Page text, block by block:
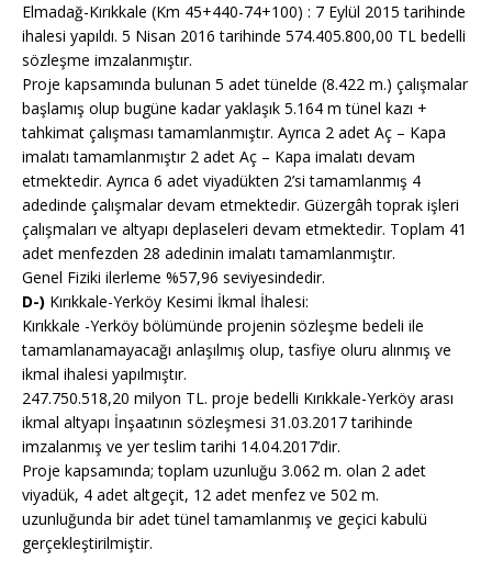
Elmadağ-Kırıkkale (Km 45+440-74+100) : 7 Eylül 2015 tarihinde
ihalesi yapıldı. 5 Nisan 2016 tarihinde 574.405.800,00 TL bedelli
sözleşme imzalanmıştır.
Proje kapsamında bulunan 5 adet tünelde (8.422 m.) çalışmalar
başlamış olup bugüne kadar yaklaşık 5.164 m tünel kazı +
tahkimat çalışması tamamlanmıştır. Ayrıca 2 adet Aç – Kapa
imalatı tamamlanmıştır 2 adet Aç – Kapa imalatı devam
etmektedir. Ayrıca 6 adet viyadükten 2’si tamamlanmış 4
adedinde çalışmalar devam etmektedir. Güzergâh toprak işleri
çalışmaları ve altyapı deplaseleri devam etmektedir. Toplam 41
adet menfezden 28 adedinin imalatı tamamlanmıştır.
Genel Fiziki ilerleme %57,96 seviyesindedir.
D-) Kırıkkale-Yerköy Kesimi İkmal İhalesi:
Kırıkkale -Yerköy bölümünde projenin sözleşme bedeli ile
tamamlanamayacağı anlaşılmış olup, tasfiye oluru alınmış ve
ikmal ihalesi yapılmıştır.
247.750.518,20 milyon TL. proje bedelli Kırıkkale-Yerköy arası
ikmal altyapı İnşaatının sözleşmesi 31.03.2017 tarihinde
imzalanmış ve yer teslim tarihi 14.04.2017’dir.
Proje kapsamında; toplam uzunluğu 3.062 m. olan 2 adet
viyadük, 4 adet altgeçit, 12 adet menfez ve 502 m.
uzunluğunda bir adet tünel tamamlanmış ve geçici kabulü
gerçekleştirilmiştir.